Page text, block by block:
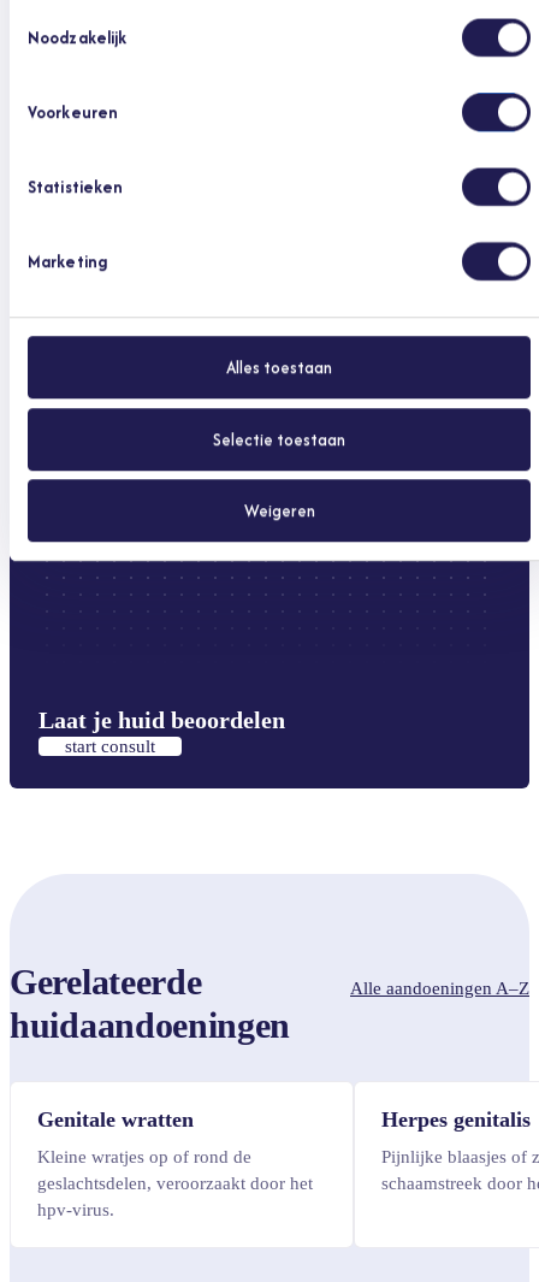
Noodzakelijk
Voorkeuren
Statistieken
Marketing
Alles toestaan
Selectie toestaan
Weigeren
Bronnen en meer informatie
Soa (Thuisarts.nl)
Bron: Thuisarts.nl
Laat je huid beoordelen
start consult
Gerelateerde
huidaandoeningen
Alle aandoeningen A–Z
Genitale wratten
Kleine wratjes op of rond de
geslachtsdelen, veroorzaakt door het
hpv-virus.
Herpes genitalis
Pijnlijke blaasjes of
schaamstreek door